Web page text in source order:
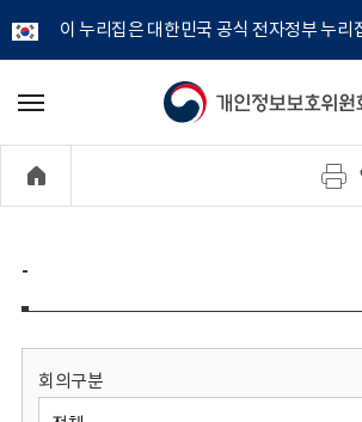
이 누리집은 대한민국 공식 전자정부 누리
개
정
보
메
기
-
회의구분